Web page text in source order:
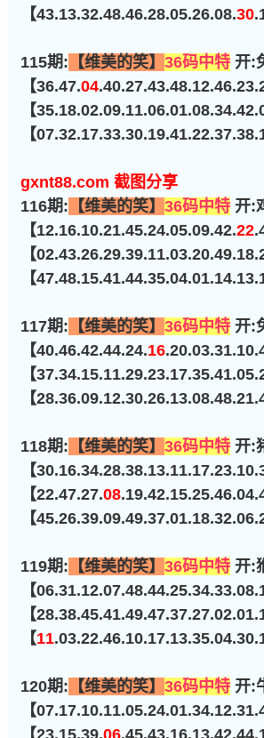
【43.13.32.48.46.28.05.26.08.30
115期: 【维美的笑】 36码中特 开:
【36.47.04
【
【
gxnt88.com 截图分享
116期: 【维美的笑】 36码中特 开:
【12.16.10.21.45.24.05.09.42.22
【
【
117期: 【维美的笑】 36码中特 开:
【40.46.42.44.24.16
【
【
118期: 【维美的笑】 36码中特 开:
【
【22.47.27.08
【
119期: 【维美的笑】 36码中特 开:
【
【
【11
120期: 【维美的笑】 36码中特 开:
【
【23.15.39.06